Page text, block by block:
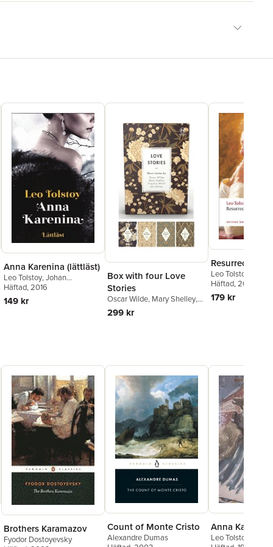
Anna Karenina (lättläst)
Leo Tolstoy,Johan
Werkmäster
Häftad, 2016
149 kr
Box with four Love
Stories
Oscar Wilde, Mary Shelley,
Leo Tolstoy
299 kr
Resurrection
Leo Tolstoy
Gustafson
Häftad, 2009
179 kr
Brothers Karamazov
Fyodor Dostoyevsky
Count of Monte Cristo
Alexandre Dumas
Anna Karenina
Leo Tolstoy